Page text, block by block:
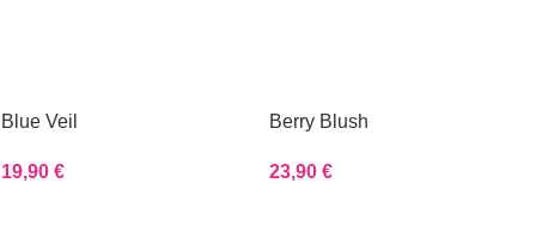
Blue Veil
19,90 €
Berry Blush
23,90 €